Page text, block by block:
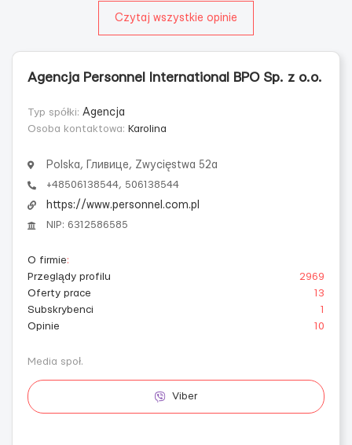
Czytaj wszystkie opinie
Agencja Personnel International BPO Sp. z o.o.
Typ spółki: Agencja
Osoba kontaktowa: Karolina
Polska, Гливице, Zwycięstwa 52a
+48506138544, 506138544
https://www.personnel.com.pl
NIP: 6312586585
O firmie:
Przeglądy profilu
2969
Oferty prace
13
Subskrybenci
1
Opinie
10
Media społ.
Viber